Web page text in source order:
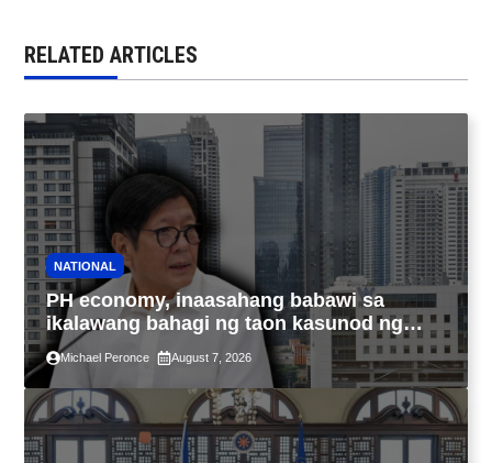
RELATED ARTICLES
NATIONAL
PH economy, inaasahang babawi sa
ikalawang bahagi ng taon kasunod ng
2.3% GDP dulot ng Middle East war,
pagkaantala ng public construction
Michael Peronce August 7, 2026